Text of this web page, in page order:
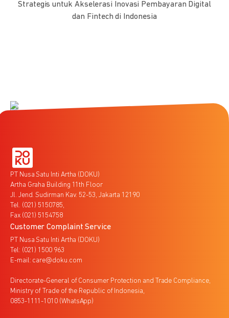
Strategis untuk Akselerasi Inovasi Pembayaran Digital
dan Fintech di Indonesia
PT Nusa Satu Inti Artha (DOKU)
Artha Graha Building 11th Floor
Jl. Jend. Sudirman Kav. 52-53, Jakarta 12190
Tel. (021) 5150785,
Fax (021) 5154758
Customer Complaint Service
PT Nusa Satu Inti Artha (DOKU)
Tel: (021) 1500 963
E-mail: care@doku.com
Directorate-General of Consumer Protection and Trade Compliance,
Ministry of Trade of the Republic of Indonesia,
0853-1111-1010 (WhatsApp)